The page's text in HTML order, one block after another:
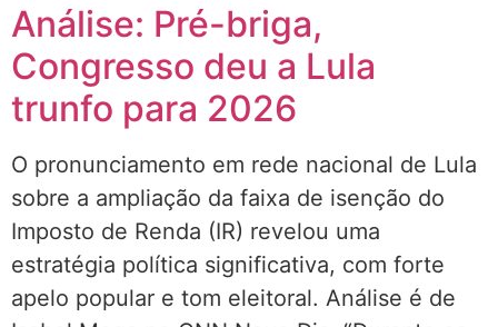
Análise: Pré-briga,
Congresso deu a Lula
trunfo para 2026
O pronunciamento em rede nacional de Lula
sobre a ampliação da faixa de isenção do
Imposto de Renda (IR) revelou uma
estratégia política significativa, com forte
apelo popular e tom eleitoral. Análise é de